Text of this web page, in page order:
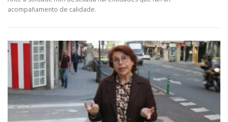
acompañamento de calidade.